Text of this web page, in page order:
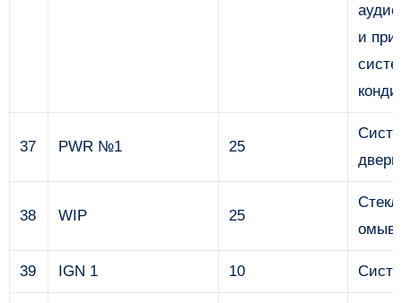
и
37 PWR №1 25
38 WIP 25
39 IGN 1 10